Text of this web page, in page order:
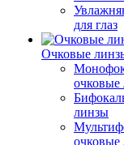
для глаз
Очковые
очковые
линзы
очковые